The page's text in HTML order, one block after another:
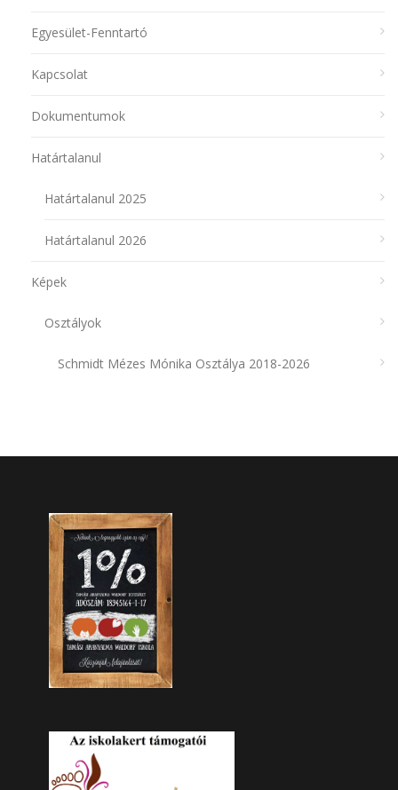
Egyesület-Fenntartó
Kapcsolat
Dokumentumok
Határtalanul
Határtalanul 2025
Határtalanul 2026
Képek
Osztályok
Schmidt Mézes Mónika Osztálya 2018-2026